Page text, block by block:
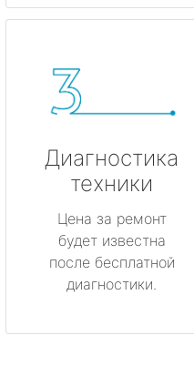
Диагностика
техники
Цена за ремонт
будет известна
после бесплатной
диагностики.